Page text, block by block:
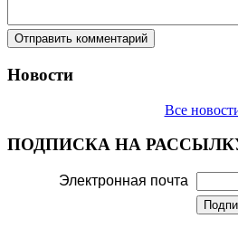
Новости
Все
ПОДПИСКА НА
Электронная почта